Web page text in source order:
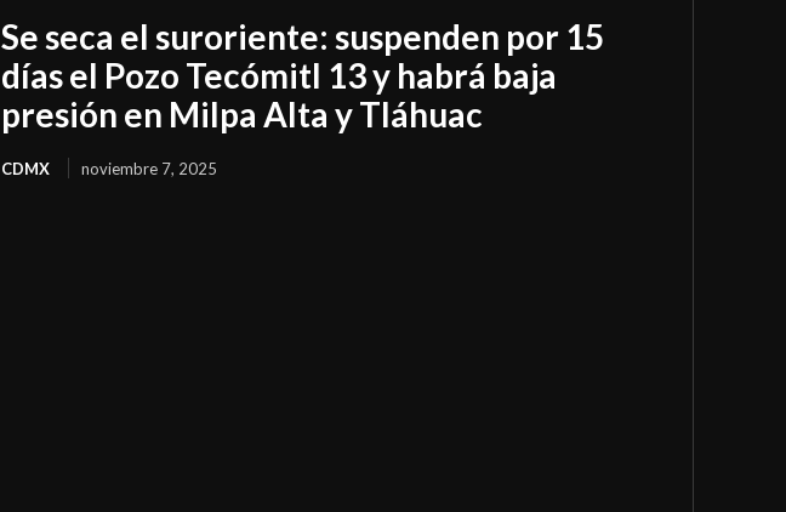
Se seca el suroriente: suspenden por 15
días el Pozo Tecómitl 13 y habrá baja
presión en Milpa Alta y Tláhuac
CDMX noviembre 7, 2025